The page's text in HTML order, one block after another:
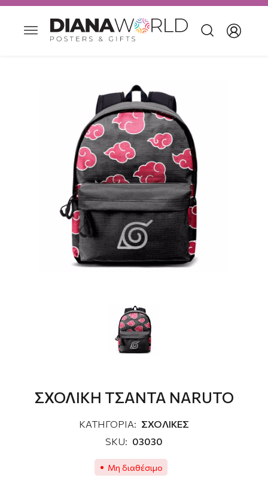
ΣΧΟΛΙΚΗ ΤΣΑΝΤΑ NARUTO
ΚΑΤΗΓΟΡΙΑ: ΣΧΟΛΙΚΕΣ
SKU: 03030
Μη διαθέσιμο